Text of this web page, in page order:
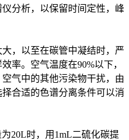
分析，以保留时间定性，峰
，以至在碳管中凝结时，严
率。空气温度在90%以下，
气中的其他污染物干扰，由
合适的色谱分离条件可以消
20L时，用1mL二硫化碳提